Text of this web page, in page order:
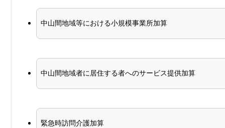
中山間地域等における小規模事業所加算
中山間地域者に居住する者へのサービス提供加算
緊急時訪問介護加算